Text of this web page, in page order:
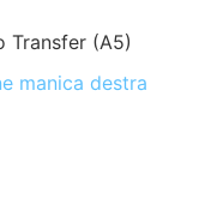
Transfer (A5)
manica destra